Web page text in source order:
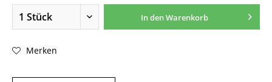
In denWarenkorb
Merken